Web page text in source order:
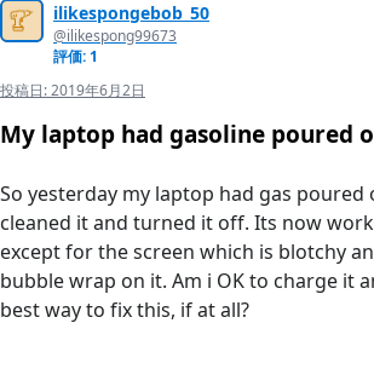
ilikespongebob_50
@ilikespong99673
評価: 1
投稿日:2019年6月2日
My laptop had gasoline poured
So yesterday my laptop had gas poured
cleaned it and turned it off. Its now
except for the screen which is blotchy
bubble wrap on it. Am i OK to charge it
best way to fix this, if at all?